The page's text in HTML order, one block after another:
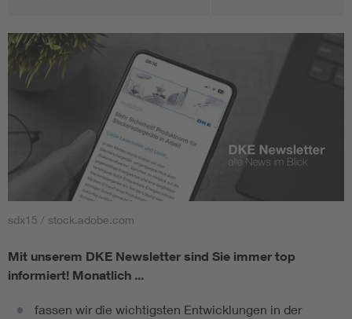
sdx15 / stock.adobe.com
Mit unserem DKE Newsletter sind Sie immer top
informiert! Monatlich ...
fassen wir die wichtigsten Entwicklungen in der